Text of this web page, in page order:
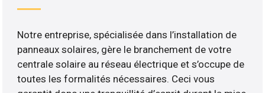
Notre entreprise, spécialisée dans l’installation de
panneaux solaires, gère le branchement de votre
centrale solaire au réseau électrique et s’occupe de
toutes les formalités nécessaires. Ceci vous